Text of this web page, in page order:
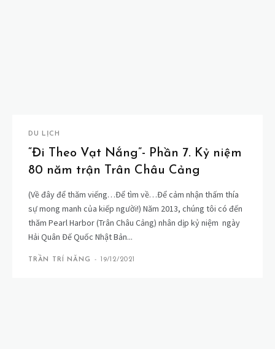
DU LỊCH
“Đi Theo Vạt Nắng”- Phần 7. Kỷ niệm
80 năm trận Trân Châu Cảng
(Về đây để thăm viếng…Để tìm về…Để cảm nhận thấm thía
sự mong manh của kiếp người!) Năm 2013, chúng tôi có đến
thăm Pearl Harbor (Trân Châu Cảng) nhân dịp kỷ niệm ngày
Hải Quân Đế Quốc Nhật Bản...
TRẦN TRÍ NĂNG - 19/12/2021